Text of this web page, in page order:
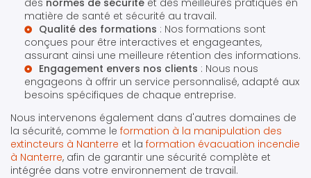
matière de santé et sécurité au travail.
Qualité des formations : Nos formations sont
conçues pour être interactives et engageantes,
assurant ainsi une meilleure rétention des informations.
Engagement envers nos clients : Nous nous
engageons à offrir un service personnalisé, adapté aux
besoins spécifiques de chaque entreprise.
Nous intervenons également dans d'autres domaines de
la sécurité, comme le formation à la manipulation des
extincteurs à Nanterre et la formation évacuation incendie
à Nanterre, afin de garantir une sécurité complète et
intégrée dans votre environnement de travail.